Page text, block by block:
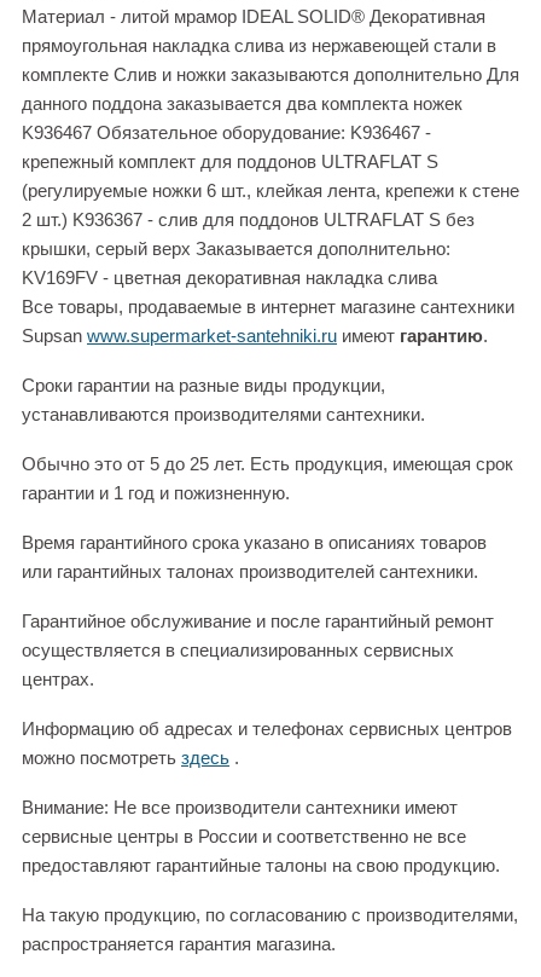
Материал - литой мрамор IDEAL SOLID® Декоративная
прямоугольная накладка слива из нержавеющей стали в
комплекте Слив и ножки заказываются дополнительно Для
данного поддона заказывается два комплекта ножек
K936467 Обязательное оборудование: K936467 -
крепежный комплект для поддонов ULTRAFLAT S
(регулируемые ножки 6 шт., клейкая лента, крепежи к стене
2 шт.) K936367 - слив для поддонов ULTRAFLAT S без
крышки, серый верх Заказывается дополнительно:
KV169FV - цветная декоративная накладка слива
Все товары, продаваемые в интернет магазине сантехники
Supsan www.supermarket-santehniki.ru имеют гарантию.
Сроки гарантии на разные виды продукции,
устанавливаются производителями сантехники.
Обычно это от 5 до 25 лет. Есть продукция, имеющая срок
гарантии и 1 год и пожизненную.
Время гарантийного срока указано в описаниях товаров
или гарантийных талонах производителей сантехники.
Гарантийное обслуживание и после гарантийный ремонт
осуществляется в специализированных сервисных
центрах.
Информацию об адресах и телефонах сервисных центров
можно посмотреть здесь .
Внимание: Не все производители сантехники имеют
сервисные центры в России и соответственно не все
предоставляют гарантийные талоны на свою продукцию.
На такую продукцию, по согласованию с производителями,
распространяется гарантия магазина.